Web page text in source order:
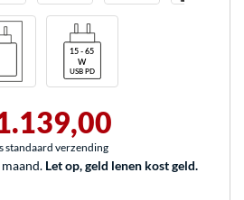
standaard verzending
Let op, geld lenen kost geld.